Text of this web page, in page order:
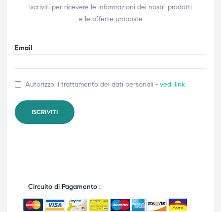
iscriviti per ricevere le informazioni dei nostri prodotti
e le offerte proposte
Email
Autorizzo il trattamento dei dati personali - vedi link
Circuito di Pagamento :